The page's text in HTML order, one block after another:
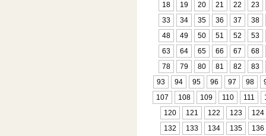
18
19 20 21 22
23
33
34 35 36 37
38
48
49 50 51 52
53
63
64 65 66 67
68
78
79 80 81 82
83
93
94 95 96 97 98
107
108 109 110 111
120
121 122 123
124
132
133 134 135
136